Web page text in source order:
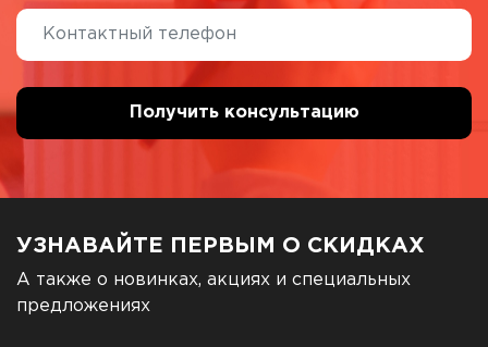
УЗНАВАЙТЕ ПЕРВЫМ О СКИДКАХ
А также о новинках, акциях и специальных
предложениях